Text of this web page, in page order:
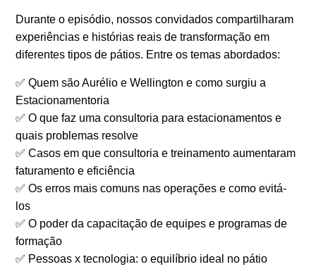
Durante o episódio, nossos convidados compartilharam
experiências e histórias reais de transformação em
diferentes tipos de pátios. Entre os temas abordados:
✅ Quem são Aurélio e Wellington e como surgiu a
Estacionamentoria
✅ O que faz uma consultoria para estacionamentos e
quais problemas resolve
✅ Casos em que consultoria e treinamento aumentaram
faturamento e eficiência
✅ Os erros mais comuns nas operações e como evitá-
los
✅ O poder da capacitação de equipes e programas de
formação
✅ Pessoas x tecnologia: o equilíbrio ideal no pátio